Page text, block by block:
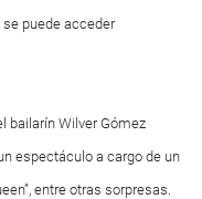
puede acceder
bailarín Wilver Gómez
espectáculo a cargo de un
entre otras sorpresas.